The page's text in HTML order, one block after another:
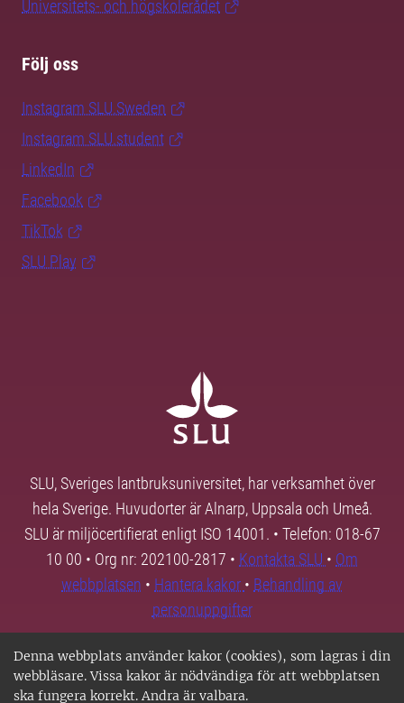
Denna webbplats använder kakor (cookies), som lagras i din
webbläsare. Vissa kakor är nödvändiga för att webbplatsen
ska fungera korrekt. Andra är valbara.
Universitets- och högskolerådet
Följ oss
Instagram SLU.Sweden
Instagram SLU.student
LinkedIn
Facebook
TikTok
SLU Play
SLU, Sveriges lantbruksuniversitet, har verksamhet över
hela Sverige. Huvudorter är Alnarp, Uppsala och Umeå.
SLU är miljöcertifierat enligt ISO 14001. • Telefon: 018-67
10 00 • Org nr: 202100-2817 • Kontakta SLU • Om
webbplatsen • Hantera kakor • Behandling av
personuppgifter